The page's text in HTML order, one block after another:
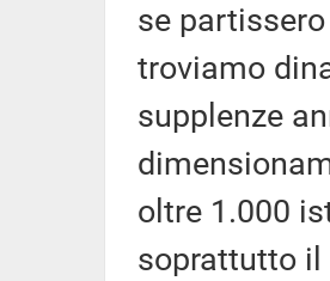
se
troviamo
supplenze
oltre 1.000
soprattutto il